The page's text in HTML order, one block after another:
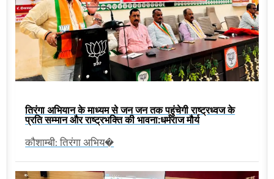
तिरंगा अभियान के माध्यम से जन जन तक पहुंचेगी राष्ट्रध्वज के
प्रति सम्मान और राष्ट्रभक्ति की भावना:धर्मराज मौर्य
कौशाम्बी: तिरंगा अभिय�